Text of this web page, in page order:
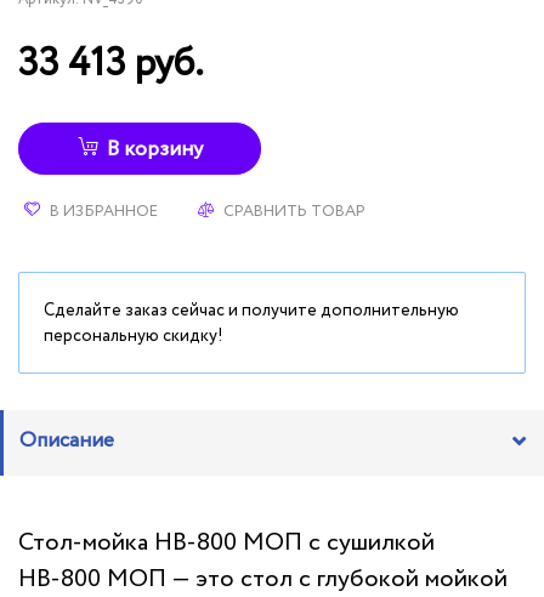
33 413 руб.
В корзину
В ИЗБРАННОЕ СРАВНИТЬ ТОВАР
Сделайте заказ сейчас и получите дополнительную
персональную скидку!
Описание
Стол-мойка НВ-800 МОП с сушилкой
НВ-800 МОП — это стол с глубокой мойкой